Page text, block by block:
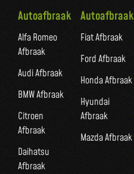
Autoafbraak
Alfa Romeo
Afbraak
Audi Afbraak
BMW Afbraak
Citroen
Afbraak
Daihatsu
Afbraak
Autoafbraak
Fiat Afbraak
Ford Afbraak
Honda Afbraak
Hyundai
Afbraak
Mazda Afbraak